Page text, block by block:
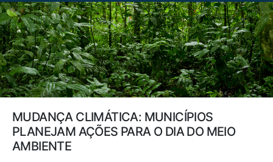
MUDANÇA CLIMÁTICA: MUNICÍPIOS
PLANEJAM AÇÕES PARA O DIA DO MEIO
AMBIENTE